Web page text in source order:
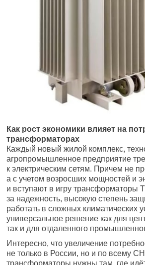
Как рост экономики влияет на
трансформаторах
Каждый новый жилой комплекс,
агропромышленное предприятие
к электрическим сетям. Причем не
а с учетом возросших мощностей и
и вступают в игру трансформаторы
за надежность, высокую степень
работать в сложных климатических
универсальное решение как для
так и для отдаленного
Интересно, что увеличение
не только в России, но и по всему
трансформаторы нужны там, где